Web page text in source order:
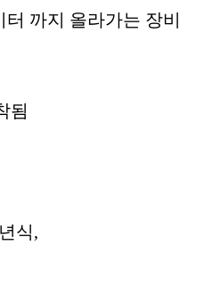
터 까지 올라가는 장비
됨
식,